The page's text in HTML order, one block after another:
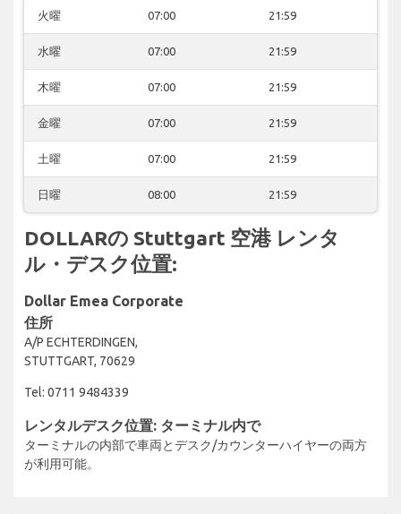
火曜 07:00 21:59
水曜 07:00 21:59
木曜 07:00 21:59
金曜 07:00 21:59
土曜 07:00 21:59
日曜 08:00 21:59
DOLLARの Stuttgart 空港 レンタ
ル・デスク位置:
Dollar Emea Corporate
住所
A/P ECHTERDINGEN,
STUTTGART, 70629
Tel: 0711 9484339
レンタルデスク位置: ターミナル内で
ターミナルの内部で車両とデスク/カウンターハイヤーの両方
が利用可能。